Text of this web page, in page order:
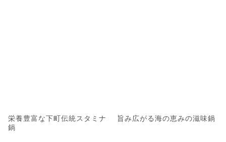
栄養豊富な下町伝統スタミナ
鍋
旨み広がる海の恵みの滋味鍋